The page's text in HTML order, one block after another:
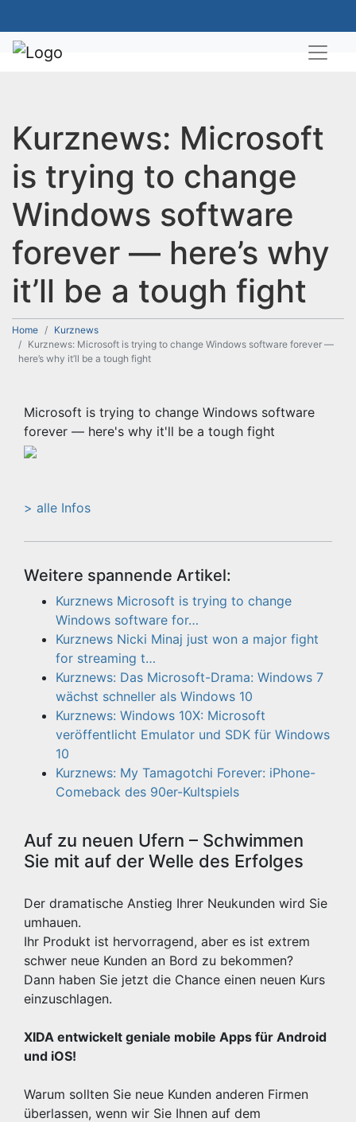
Kurznews: Microsoft
is trying to change
Windows software
forever — here’s why
it’ll be a tough fight
Home
Kurznews
Kurznews: Microsoft is trying to change Windows software forever —
here’s why it’ll be a tough fight
Microsoft is trying to change Windows software
forever — here's why it'll be a tough fight
> alle Infos
Weitere spannende Artikel:
Kurznews Microsoft is trying to change
Windows software for…
Kurznews Nicki Minaj just won a major fight
for streaming t…
Kurznews: Das Microsoft-Drama: Windows 7
wächst schneller als Windows 10
Kurznews: Windows 10X: Microsoft
veröffentlicht Emulator und SDK für Windows
10
Kurznews: My Tamagotchi Forever: iPhone-
Comeback des 90er-Kultspiels
Auf zu neuen Ufern – Schwimmen
Sie mit auf der Welle des Erfolges
Der dramatische Anstieg Ihrer Neukunden wird Sie
umhauen.
Ihr Produkt ist hervorragend, aber es ist extrem
schwer neue Kunden an Bord zu bekommen?
Dann haben Sie jetzt die Chance einen neuen Kurs
einzuschlagen.
XIDA entwickelt geniale mobile Apps für Android
und iOS!
Warum sollten Sie neue Kunden anderen Firmen
überlassen, wenn wir Sie Ihnen auf dem